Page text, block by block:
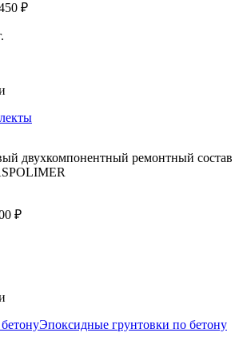
₽
двухкомпонентный ремонтный состав
₽
Эпоксидные грунтовки по бетону